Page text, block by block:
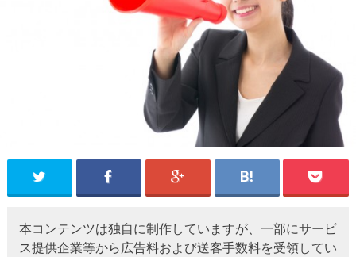
本コンテンツは独自に制作していますが、一部にサービ
ス提供企業等から広告料および送客手数料を受領してい